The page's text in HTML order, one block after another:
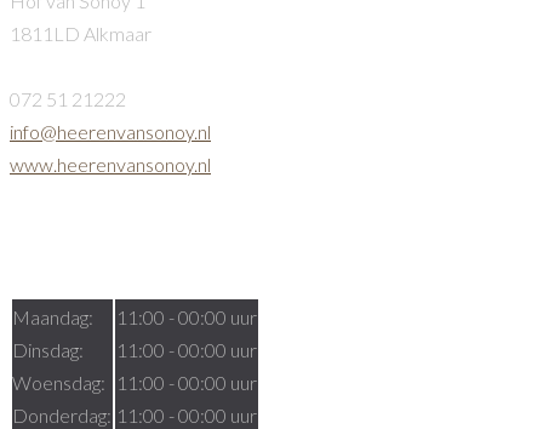
1811LD Alkmaar
072 51 21222
info@heerenvansonoy.nl
www.heerenvansonoy.nl
Maandag:
Dinsdag:
Woensdag:
Donderdag:
11:00 - 00:00 uur
11:00 - 00:00 uur
11:00 - 00:00 uur
11:00 - 00:00 uur